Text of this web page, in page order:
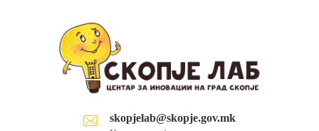
skopjelab@skopje.gov.mk